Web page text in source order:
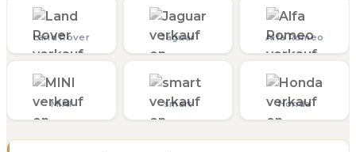
Land Rover Jaguar Alfa Romeo
MINI smart Honda